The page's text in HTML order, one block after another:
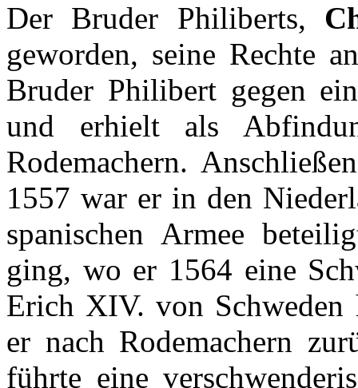
Der Bruder Philiberts,
geworden, seine Rechte
Bruder Philibert gegen ein
und erhielt als
Rodemachern.
1557 war erin den
spanischen Armee
ging, wo er 1564 eine
Erich XIV. von Schweden
er nach Rodemachern
führte eine